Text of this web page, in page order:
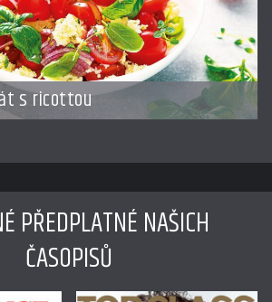
s ricottou
PŘEDPLATNÉ NAŠICH
ČASOPISŮ